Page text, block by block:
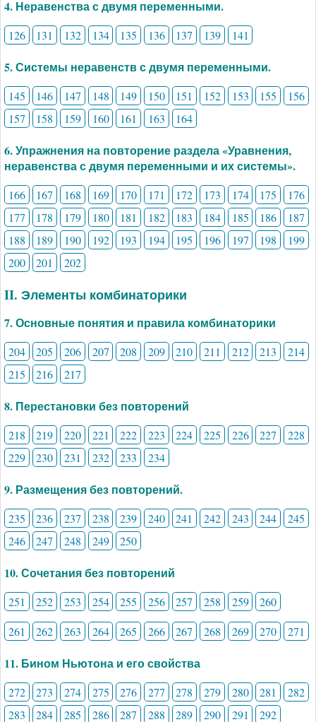
4. Неравенства с двумя переменными.
126 131 132 134 135 136 137 139 141
5. Системы неравенств с двумя переменными.
145 146 147 148 149 150 151 152 153 155
156
157
158 159 160 161 163 164
6. Упражнения на повторение раздела «Уравнения,
неравенства с двумя переменными и их системы».
166 167 168 169 170 171 172 173 174 175
176
177
178 179 180 181 182 183 184 185 186
187
188
189 190 192 193 194 195 196 197 198
199
200
201 202
II. Элементы комбинаторики
7. Основные понятия и правила комбинаторики
204 205 206 207 208 209 210 211 212 213
214
215
216 217
8. Перестановки без повторений
218 219 220 221 222 223 224 225 226 227
228
229
230 231 232 233 234
9. Размещения без повторений.
235 236 237 238 239 240 241 242 243 244
245
246
247 248 249 250
10. Сочетания без повторений
251 252 253 254 255 256 257 258 259
260
261
262 263 264 265 266 267 268 269 270 271
11. Бином Ньютона и его свойства
272 273 274 275 276 277 278 279 280 281
282
283
284 285 286 287 288 289 290 291 292